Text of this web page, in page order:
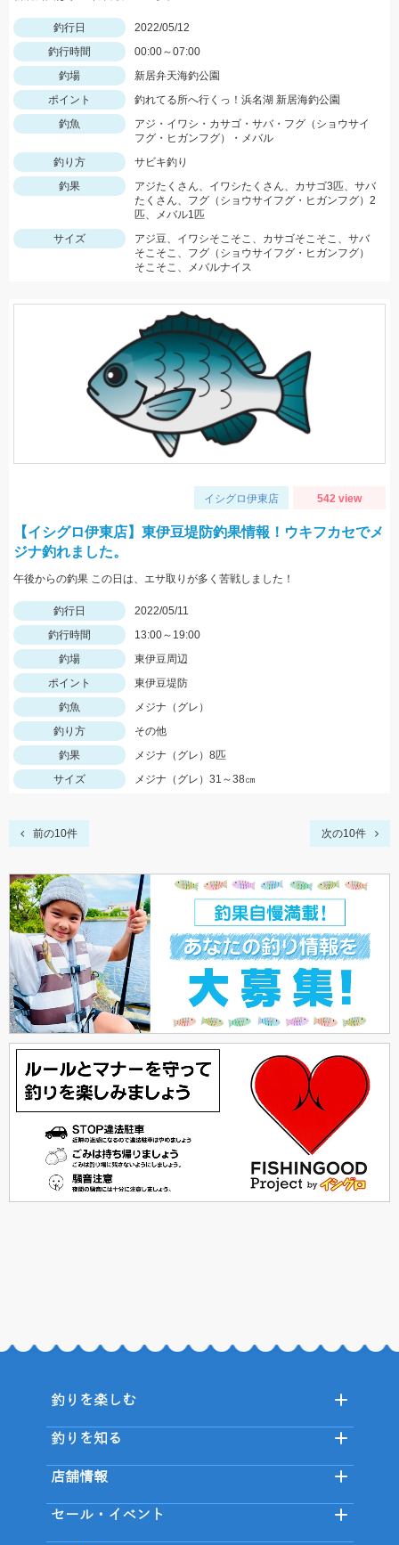
釣行日
2022/05/12
釣行時間
00:00～07:00
釣場
新居弁天海釣公園
ポイント
釣れてる所へ行くっ！浜名湖 新居海釣公園
釣魚
アジ・イワシ・カサゴ・サバ・フグ（ショウサイ
フグ・ヒガンフグ）・メバル
釣り方
サビキ釣り
釣果
アジたくさん、イワシたくさん、カサゴ3匹、サバ
たくさん、フグ（ショウサイフグ・ヒガンフグ）2
匹、メバル1匹
サイズ
アジ豆、イワシそこそこ、カサゴそこそこ、サバ
そこそこ、フグ（ショウサイフグ・ヒガンフグ）
そこそこ、メバルナイス
イシグロ伊東店 542 view
【イシグロ伊東店】東伊豆堤防釣果情報！ウキフカセでメ
ジナ釣れました。
午後からの釣果 この日は、エサ取りが多く苦戦しました！
釣行日
2022/05/11
釣行時間
13:00～19:00
釣場
東伊豆周辺
ポイント
東伊豆堤防
釣魚
メジナ（グレ）
釣り方
その他
釣果
メジナ（グレ）8匹
サイズ
メジナ（グレ）31～38㎝
前の10件 次の10件
釣りを楽しむ
釣りを知る
店舗情報
セール・イベント